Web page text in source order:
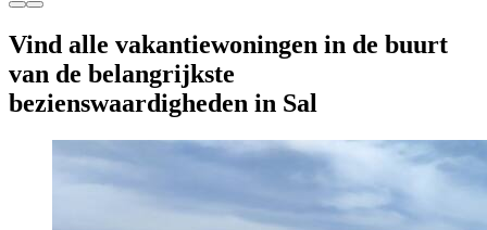
Vind alle vakantiewoningen in de buurt
van de belangrijkste
bezienswaardigheden in Sal